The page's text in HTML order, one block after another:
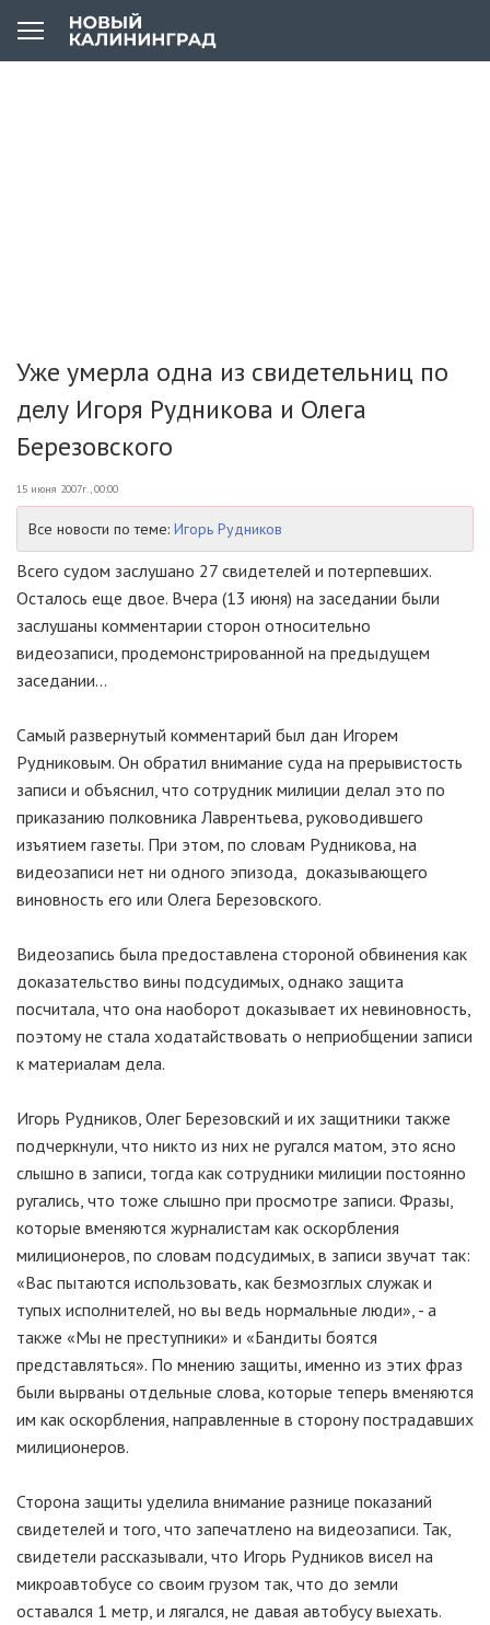
Уже умерла одна из свидетельниц по
делу Игоря Рудникова и Олега
Березовского
15 июня 2007г., 00:00
Все новости по теме: Игорь Рудников
Всего судом заслушано 27 свидетелей и потерпевших.
Осталось еще двое. Вчера (13 июня) на заседании были
заслушаны комментарии сторон относительно
видеозаписи, продемонстрированной на предыдущем
заседании...
Самый развернутый комментарий был дан Игорем
Рудниковым. Он обратил внимание суда на прерывистость
записи и объяснил, что сотрудник милиции делал это по
приказанию полковника Лаврентьева, руководившего
изъятием газеты. При этом, по словам Рудникова, на
видеозаписи нет ни одного эпизода, доказывающего
виновность его или Олега Березовского.
Видеозапись была предоставлена стороной обвинения как
доказательство вины подсудимых, однако защита
посчитала, что она наоборот доказывает их невиновность,
поэтому не стала ходатайствовать о неприобщении записи
к материалам дела.
Игорь Рудников, Олег Березовский и их защитники также
подчеркнули, что никто из них не ругался матом, это ясно
слышно в записи, тогда как сотрудники милиции постоянно
ругались, что тоже слышно при просмотре записи. Фразы,
которые вменяются журналистам как оскорбления
милиционеров, по словам подсудимых, в записи звучат так:
«Вас пытаются использовать, как безмозглых служак и
тупых исполнителей, но вы ведь нормальные люди», - а
также «Мы не преступники» и «Бандиты боятся
представляться». По мнению защиты, именно из этих фраз
были вырваны отдельные слова, которые теперь вменяются
им как оскорбления, направленные в сторону пострадавших
милиционеров.
Сторона защиты уделила внимание разнице показаний
свидетелей и того, что запечатлено на видеозаписи. Так,
свидетели рассказывали, что Игорь Рудников висел на
микроавтобусе со своим грузом так, что до земли
оставался 1 метр, и лягался, не давая автобусу выехать.